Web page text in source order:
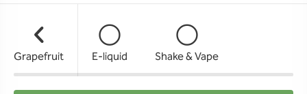
Grapefruit E-liquid Shake & Vape